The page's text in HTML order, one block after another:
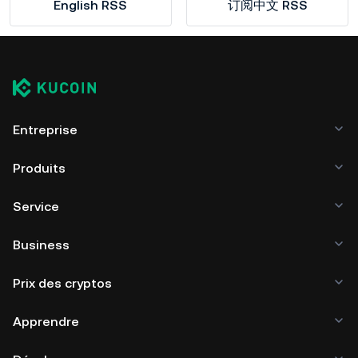
English RSS 订阅中文 RSS
Entreprise
Produits
Service
Business
Prix des cryptos
Apprendre